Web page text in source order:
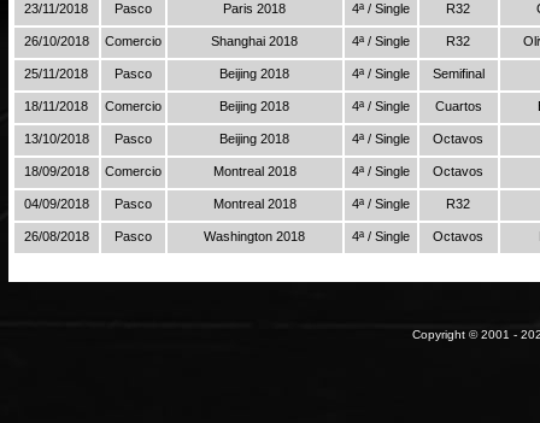
23/11/2018 Pasco Paris 2018 4ª / Single R32
26/10/2018 Comercio Shanghai 2018 4ª / Single R32
25/11/2018 Pasco Beijing 2018 4ª / Single Semifinal
18/11/2018 Comercio Beijing 2018 4ª / Single Cuartos
13/10/2018 Pasco Beijing 2018 4ª / Single Octavos
18/09/2018 Comercio Montreal 2018 4ª / Single Octavos
04/09/2018 Pasco Montreal 2018 4ª / Single R32
26/08/2018 Pasco Washington 2018 4ª / Single Octavos
Copyright © 2001 -